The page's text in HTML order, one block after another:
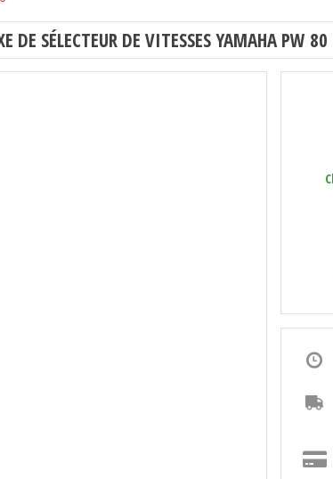
DE SÉLECTEUR DE VITESSES YAMAHA PW 80